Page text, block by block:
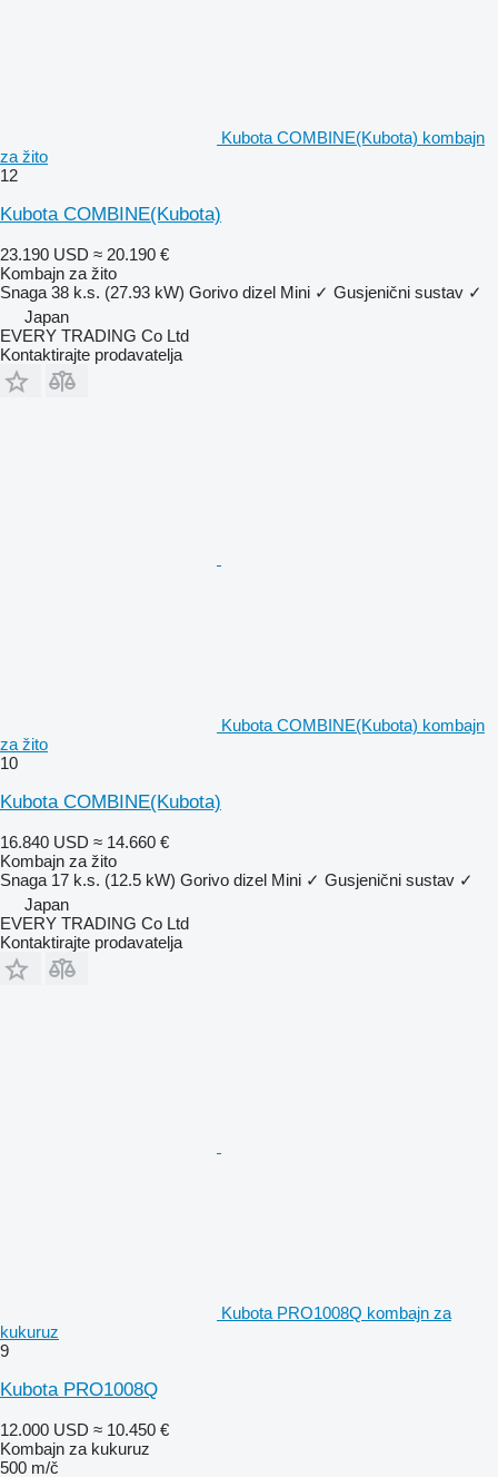
Kubota COMBINE(Kubota) kombajn
za žito
12
Kubota COMBINE(Kubota)
23.190 USD ≈ 20.190 €
Kombajn za žito
Snaga 38 k.s. (27.93 kW) Gorivo dizel Mini ✓ Gusjenični sustav ✓
Japan
EVERY TRADING Co Ltd
Kontaktirajte prodavatelja
Kubota COMBINE(Kubota) kombajn
za žito
10
Kubota COMBINE(Kubota)
16.840 USD ≈ 14.660 €
Kombajn za žito
Snaga 17 k.s. (12.5 kW) Gorivo dizel Mini ✓ Gusjenični sustav ✓
Japan
EVERY TRADING Co Ltd
Kontaktirajte prodavatelja
Kubota PRO1008Q kombajn za
kukuruz
9
Kubota PRO1008Q
12.000 USD ≈ 10.450 €
Kombajn za kukuruz
500 m/č